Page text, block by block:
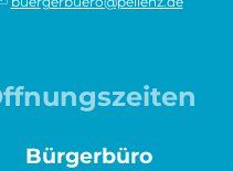
Bürgerbüro